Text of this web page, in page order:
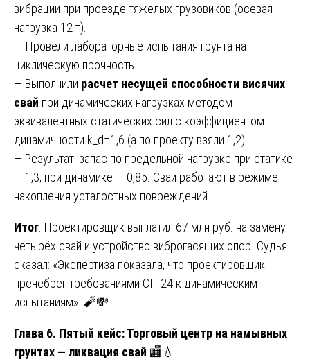
вибрации при проезде тяжёлых грузовиков (осевая
нагрузка 12 т).
— Провели лабораторные испытания грунта на
циклическую прочность.
— Выполнили расчет несущей способности висячих
свай при динамических нагрузках методом
эквивалентных статических сил с коэффициентом
динамичности k_d=1,6 (а по проекту взяли 1,2).
— Результат: запас по предельной нагрузке при статике
— 1,3; при динамике — 0,85. Сваи работают в режиме
накопления усталостных повреждений.
Итог: Проектировщик выплатил 67 млн руб. на замену
четырёх свай и устройство виброгасящих опор. Судья
сказал: «Экспертиза показала, что проектировщик
пренебрёг требованиями СП 24 к динамическим
испытаниям». 🧨💸
Глава 6. Пятый кейс: Торговый центр на намывных
грунтах — ликвация свай 🏬💧